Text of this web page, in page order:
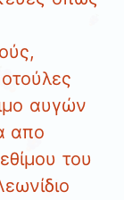
αυγών
απο
του